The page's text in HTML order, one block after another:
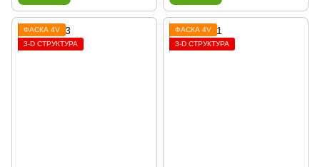
ФАСКА 4V
3-D СТРУКТУРА
ФАСКА 4V
3-D СТРУКТУРА